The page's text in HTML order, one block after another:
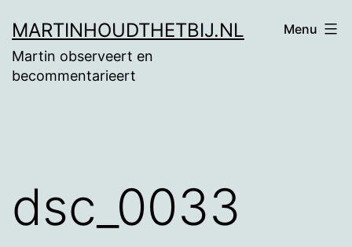
naar
de
MARTINHOUDTHETBIJ.NL
Martin observeert en
becommentarieert
Menu
dsc_0033